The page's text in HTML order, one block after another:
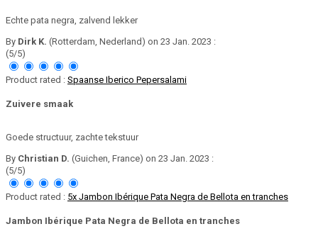
Echte pata negra, zalvend lekker
By Dirk K. (Rotterdam, Nederland) on 23 Jan. 2023 :
(5/5)
Product rated : Spaanse Iberico Pepersalami
Zuivere smaak
Goede structuur, zachte tekstuur
By Christian D. (Guichen, France) on 23 Jan. 2023 :
(5/5)
Product rated : 5x Jambon Ibérique Pata Negra de Bellota en tranches
Jambon Ibérique Pata Negra de Bellota en tranches